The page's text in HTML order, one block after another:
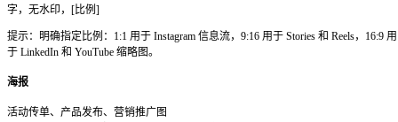
免费账号的图像生成功能可能受到限制，具体以当前套餐为准
方式二 — OpenAI API（面向开发者）
适合：
者。